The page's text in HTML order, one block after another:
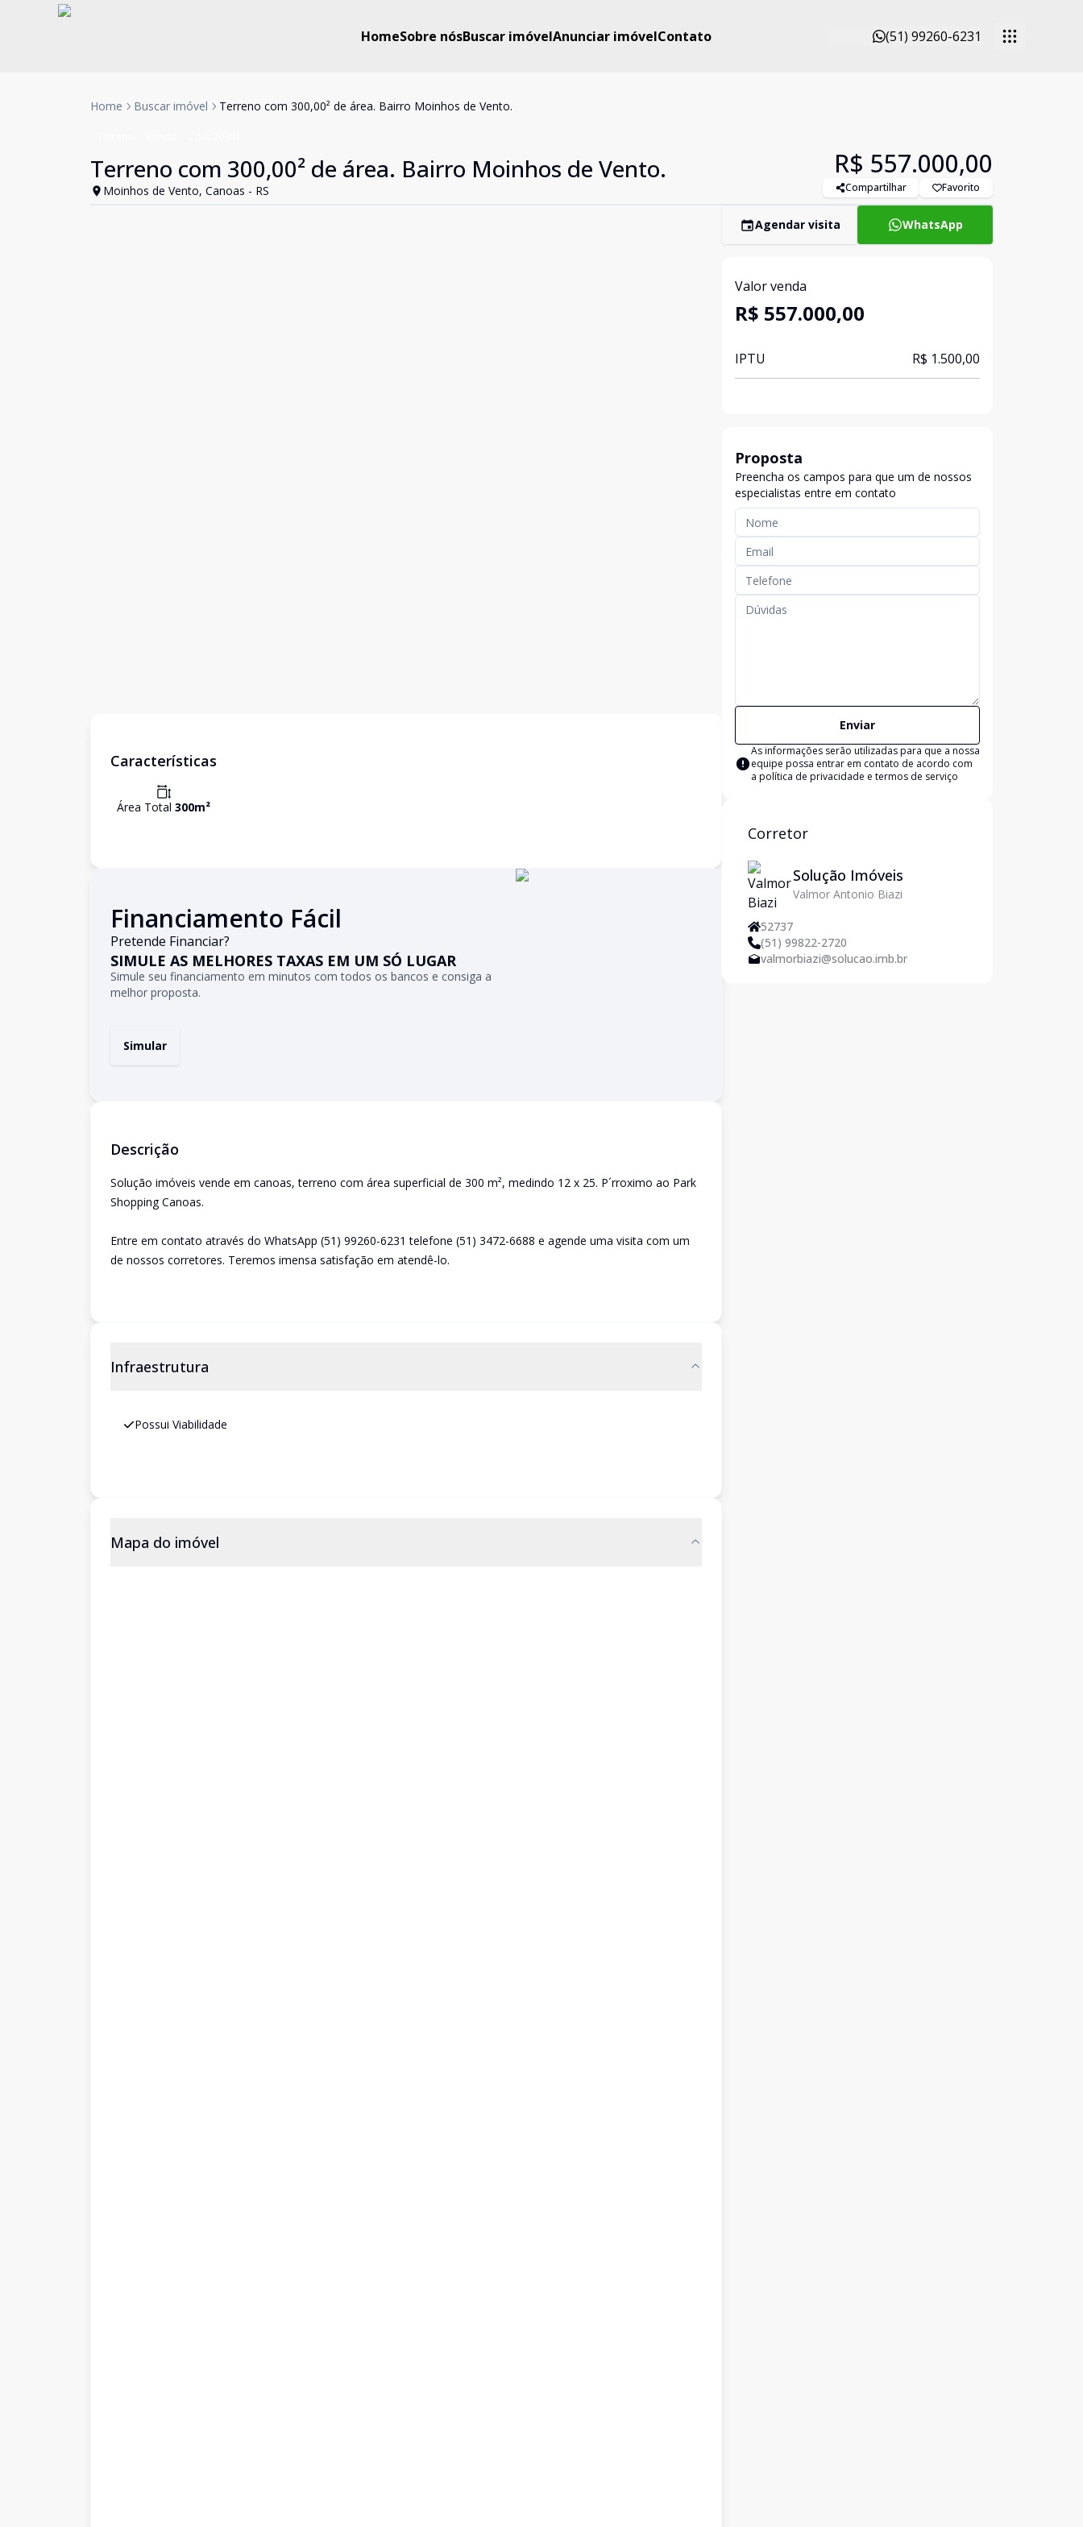
HomeSobre nósBuscar imóvelAnunciar imóvelContato (51) 99260-6231
Home Buscar imóvel Terreno com 300,00² de área. Bairro Moinhos de Vento.
Terreno com 300,00² de área. Bairro Moinhos de Vento.
Moinhos de Vento, Canoas - RS
R$ 557.000,00
Compartilhar Favorito
Características
Área Total 300m²
Financiamento Fácil
Pretende Financiar?
SIMULE AS MELHORES TAXAS EM UM SÓ LUGAR
Simule seu financiamento em minutos com todos os bancos e consiga a
melhor proposta.
Simular
Descrição
Solução imóveis vende em canoas, terreno com área superficial de 300 m², medindo 12 x 25. P´rroximo ao Park
Shopping Canoas.
Entre em contato através do WhatsApp (51) 99260-6231 telefone (51) 3472-6688 e agende uma visita com um
de nossos corretores. Teremos imensa satisfação em atendê-lo.
Infraestrutura
Possui Viabilidade
Mapa do imóvel
Agendar visita WhatsApp
Valor venda
R$ 557.000,00
IPTU R$ 1.500,00
Proposta
Preencha os campos para que um de nossos
especialistas entre em contato
Enviar
As informações serão utilizadas para que a nossa
equipe possa entrar em contato de acordo com
a política de privacidade e termos de serviço
Corretor
Solução Imóveis
Valmor Antonio Biazi
52737
(51) 99822-2720
valmorbiazi@solucao.imb.br